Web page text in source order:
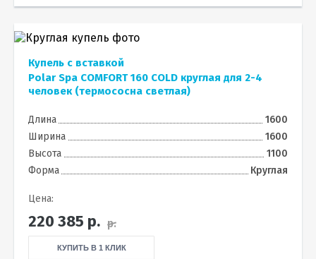
Купель с вставкой
Polar Spa COMFORT 160 COLD круглая для 2-4
человек (термососна светлая)
Длина
1600
Ширина
1600
Высота
1100
Форма
Круглая
Цена:
220 385 р. р.
КУПИТЬ В 1 КЛИК